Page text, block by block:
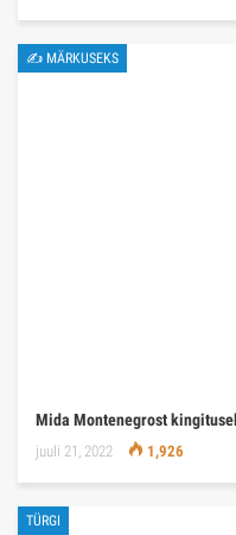
✍ MÄRKUSEKS
Mida Montenegrost
juuli 21, 2022 1,926
TÜRGI